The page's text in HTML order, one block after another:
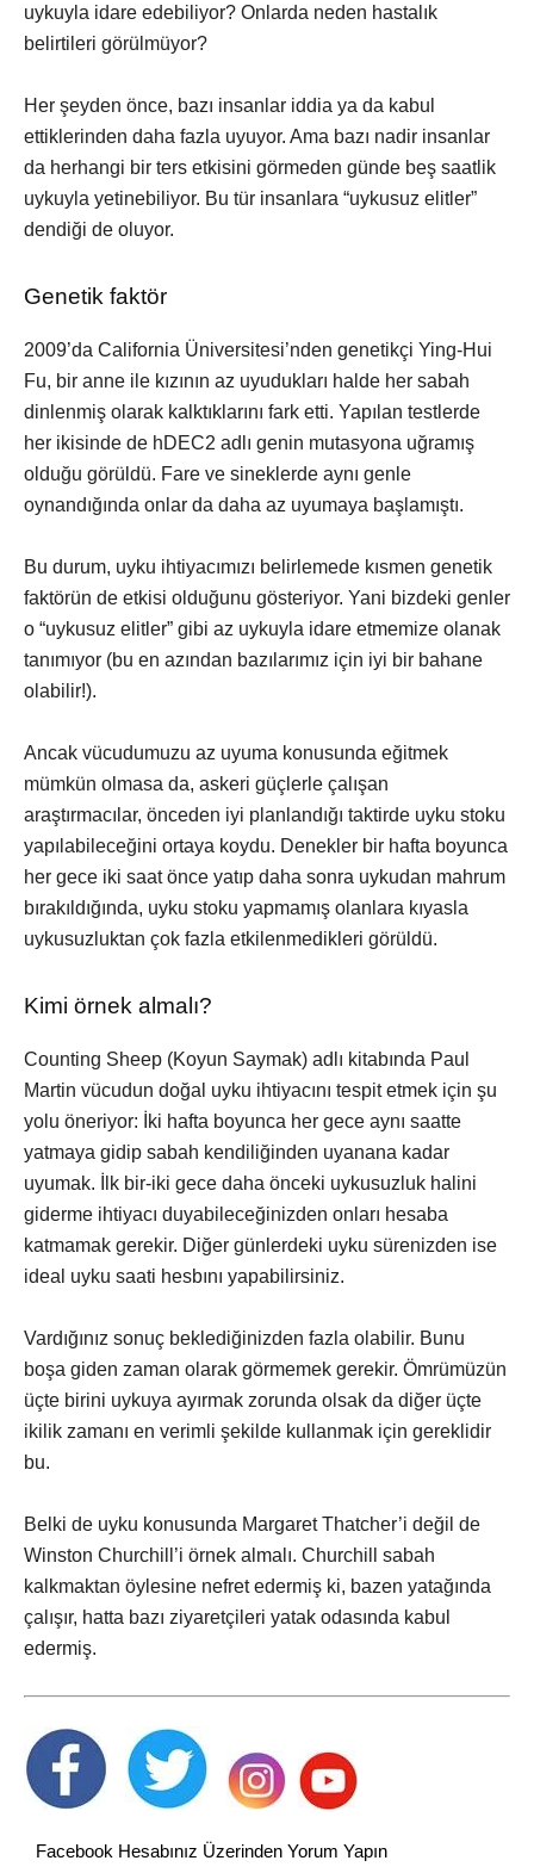
uykuyla idare edebiliyor? Onlarda neden hastalık
belirtileri görülmüyor?
Her şeyden önce, bazı insanlar iddia ya da kabul
ettiklerinden daha fazla uyuyor. Ama bazı nadir insanlar
da herhangi bir ters etkisini görmeden günde beş saatlik
uykuyla yetinebiliyor. Bu tür insanlara “uykusuz elitler”
dendiği de oluyor.
Genetik faktör
2009’da California Üniversitesi’nden genetikçi Ying-Hui
Fu, bir anne ile kızının az uyudukları halde her sabah
dinlenmiş olarak kalktıklarını fark etti. Yapılan testlerde
her ikisinde de hDEC2 adlı genin mutasyona uğramış
olduğu görüldü. Fare ve sineklerde aynı genle
oynandığında onlar da daha az uyumaya başlamıştı.
Bu durum, uyku ihtiyacımızı belirlemede kısmen genetik
faktörün de etkisi olduğunu gösteriyor. Yani bizdeki genler
o “uykusuz elitler” gibi az uykuyla idare etmemize olanak
tanımıyor (bu en azından bazılarımız için iyi bir bahane
olabilir!).
Ancak vücudumuzu az uyuma konusunda eğitmek
mümkün olmasa da, askeri güçlerle çalışan
araştırmacılar, önceden iyi planlandığı taktirde uyku stoku
yapılabileceğini ortaya koydu. Denekler bir hafta boyunca
her gece iki saat önce yatıp daha sonra uykudan mahrum
bırakıldığında, uyku stoku yapmamış olanlara kıyasla
uykusuzluktan çok fazla etkilenmedikleri görüldü.
Kimi örnek almalı?
Counting Sheep (Koyun Saymak) adlı kitabında Paul
Martin vücudun doğal uyku ihtiyacını tespit etmek için şu
yolu öneriyor: İki hafta boyunca her gece aynı saatte
yatmaya gidip sabah kendiliğinden uyanana kadar
uyumak. İlk bir-iki gece daha önceki uykusuzluk halini
giderme ihtiyacı duyabileceğinizden onları hesaba
katmamak gerekir. Diğer günlerdeki uyku sürenizden ise
ideal uyku saati hesbını yapabilirsiniz.
Vardığınız sonuç beklediğinizden fazla olabilir. Bunu
boşa giden zaman olarak görmemek gerekir. Ömrümüzün
üçte birini uykuya ayırmak zorunda olsak da diğer üçte
ikilik zamanı en verimli şekilde kullanmak için gereklidir
bu.
Belki de uyku konusunda Margaret Thatcher’i değil de
Winston Churchill’i örnek almalı. Churchill sabah
kalkmaktan öylesine nefret edermiş ki, bazen yatağında
çalışır, hatta bazı ziyaretçileri yatak odasında kabul
edermiş.
Facebook Hesabınız Üzerinden Yorum Yapın